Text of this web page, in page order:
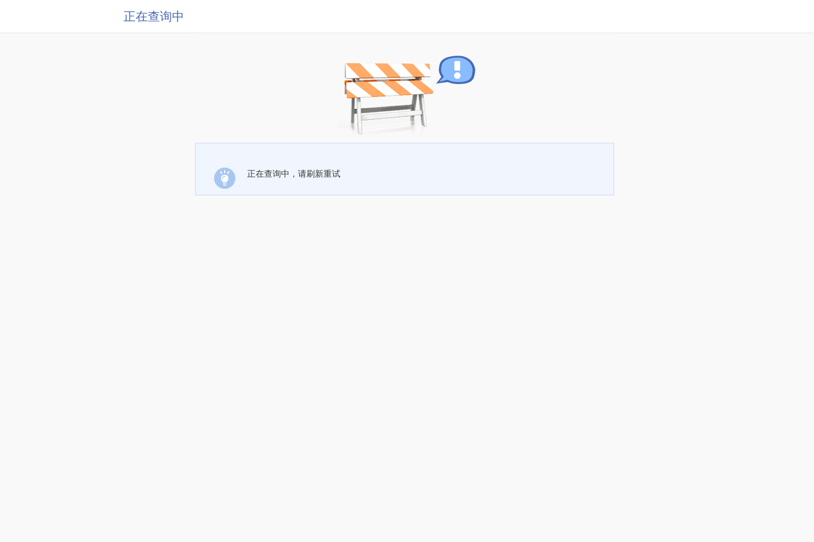
正在查询中
正在查询中，请刷新重试